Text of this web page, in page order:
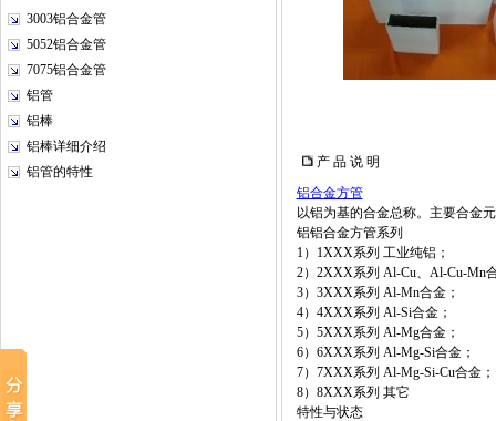
3003铝合金管
5052铝合金管
7075铝合金管
铝管
铝棒
铝棒详细介绍
铝管的特性
产 品 说 明
铝合金方管
以铝为基的合金总称。主要合金
铝铝合金方管系列
1）1XXX系列 工业纯铝；
2）2XXX系列 Al-Cu、Al-Cu-
3）3XXX系列 Al-Mn合金；
4）4XXX系列 Al-Si合金；
5）5XXX系列 Al-Mg合金；
6）6XXX系列 Al-Mg-Si合金
7）7XXX系列 Al-Mg-Si-Cu
8）8XXX系列 其它
特性与状态